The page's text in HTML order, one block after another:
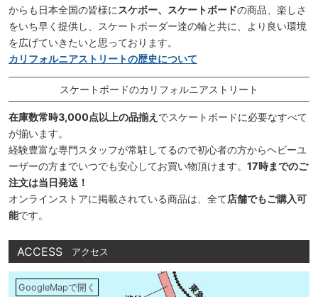
からも日本全国の皆様に スケボー、スケートボードの商品、楽しさ
をいち早く提供し、スケートボーダー達の輪と共に、より良い環境
を広げていきたいと思っております。
カリフォルニアストリートの歴史について
スケートボードのカリフォルニアストリート
在庫数常時3,000点以上の品揃え でスケートボードに必要なすべて
が揃います。
経験豊富な専門スタッフが常駐してるので初心者の方からヘビーユ
ーザーの方までいつでも安心してお買い物頂けます。 17時までのご
注文は当日発送！
オンラインストアに掲載されている商品は、全て店舗でもご購入可
能です。
ACCESS アクセス
GoogleMapで開く